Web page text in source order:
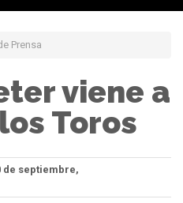
Prensa
viene a
Toros
de septiembre,